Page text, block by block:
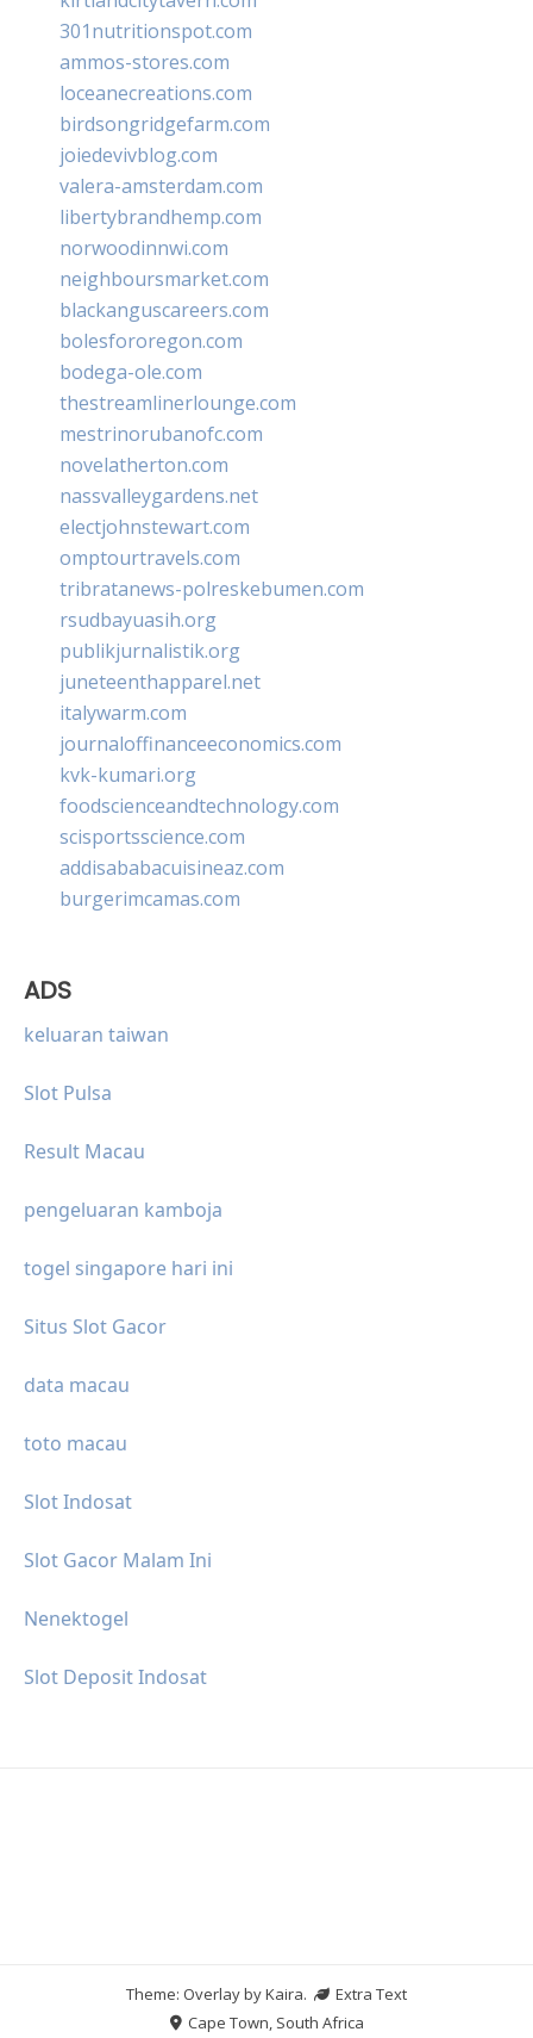
301nutritionspot.com
ammos-stores.com
loceanecreations.com
birdsongridgefarm.com
joiedevivblog.com
valera-amsterdam.com
libertybrandhemp.com
norwoodinnwi.com
neighboursmarket.com
blackanguscareers.com
bolesfororegon.com
bodega-ole.com
thestreamlinerlounge.com
mestrinorubanofc.com
novelatherton.com
nassvalleygardens.net
electjohnstewart.com
omptourtravels.com
tribratanews-polreskebumen.com
rsudbayuasih.org
publikjurnalistik.org
juneteenthapparel.net
italywarm.com
journaloffinanceeconomics.com
kvk-kumari.org
foodscienceandtechnology.com
scisportsscience.com
addisababacuisineaz.com
burgerimcamas.com
ADS
keluaran taiwan
Slot Pulsa
Result Macau
pengeluaran kamboja
togel singapore hari ini
Situs Slot Gacor
data macau
toto macau
Slot Indosat
Slot Gacor Malam Ini
Nenektogel
Slot Deposit Indosat
Theme: Overlay byKaira.
Extra Text
Cape Town, South Africa